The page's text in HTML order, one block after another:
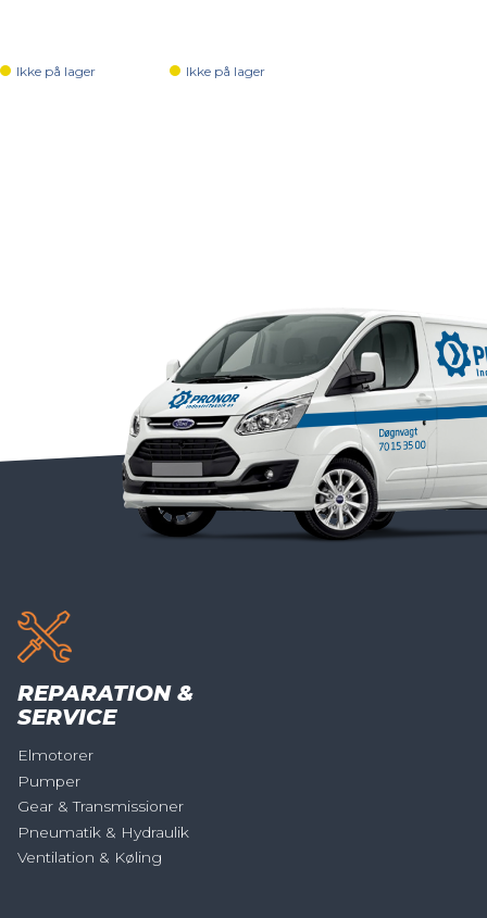
Ikke på lager Ikke på lager
REPARATION &
SERVICE
Elmotorer
Pumper
Gear & Transmissioner
Pneumatik & Hydraulik
Ventilation & Køling